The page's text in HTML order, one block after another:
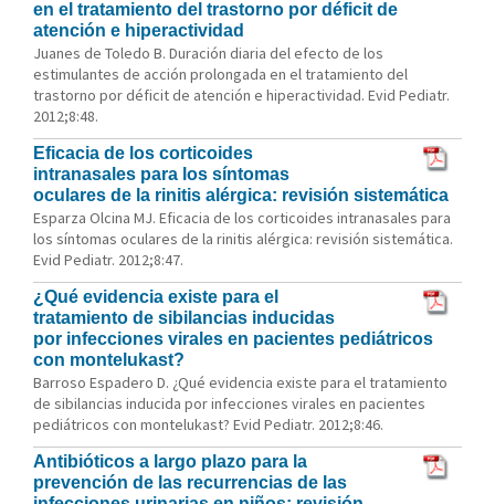
en el tratamiento del trastorno por déficit de
atención e hiperactividad
Juanes de Toledo B. Duración diaria del efecto de los
estimulantes de acción prolongada en el tratamiento del
trastorno por déficit de atención e hiperactividad. Evid Pediatr.
2012;8:48.
Eficacia de los corticoides
intranasales para los síntomas
oculares de la rinitis alérgica: revisión sistemática
Esparza Olcina MJ. Eficacia de los corticoides intranasales para
los síntomas oculares de la rinitis alérgica: revisión sistemática.
Evid Pediatr. 2012;8:47.
¿Qué evidencia existe para el
tratamiento de sibilancias inducidas
por infecciones virales en pacientes pediátricos
con montelukast?
Barroso Espadero D. ¿Qué evidencia existe para el tratamiento
de sibilancias inducida por infecciones virales en pacientes
pediátricos con montelukast? Evid Pediatr. 2012;8:46.
Antibióticos a largo plazo para la
prevención de las recurrencias de las